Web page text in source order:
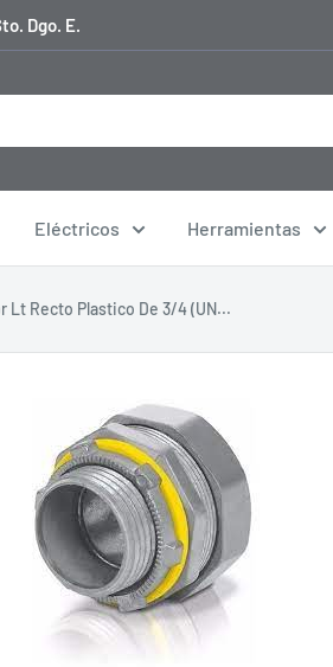
Dgo. E.
Eléctricos Herramientas
Lt Recto Plastico De 3/4 (UN...